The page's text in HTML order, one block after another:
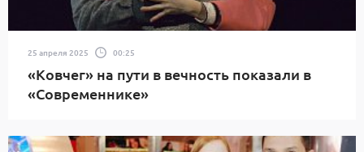
25 апреля 2025 00:25
«Ковчег» на пути в вечность показали в
«Современнике»